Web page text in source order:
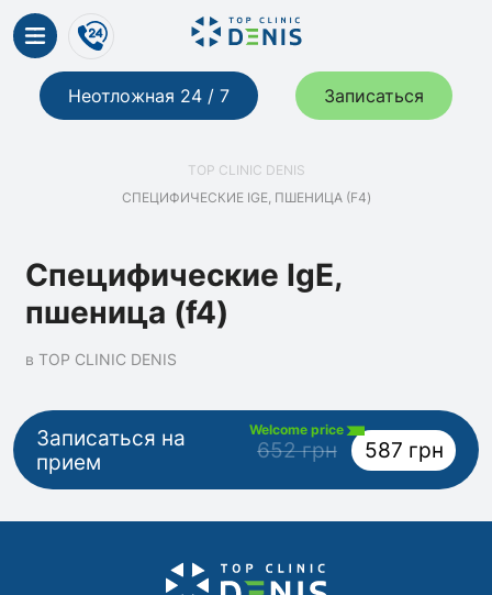
Неотложная 24 / 7 Записаться
TOP CLINIC DENIS
СПЕЦИФИЧЕСКИЕ IGE, ПШЕНИЦА (F4)
Специфические IgE,
пшеница (f4)
в TOP CLINIC DENIS
Записаться на
прием
Welcome price
652 грн 587 грн